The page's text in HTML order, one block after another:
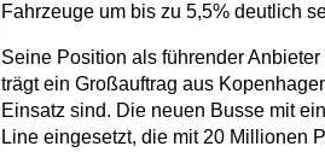
Fahrzeuge um bis zu 5,5% deutlich
Seine Position als führender
trägt ein Großauftrag aus
Einsatz sind. Die neuen Busse mit
Line eingesetzt, die mit 20 Millionen